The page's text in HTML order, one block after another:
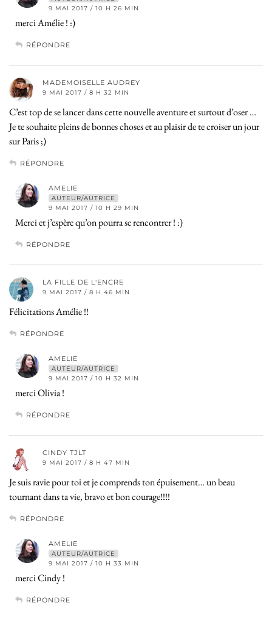
9 MAI 2017 / 10 H 26 MIN
merci Amélie ! :)
RÉPONDRE
MADEMOISELLE AUDREY
9 MAI 2017 / 8 H 32 MIN
C’est top de se lancer dans cette nouvelle aventure et surtout d’oser …
Je te souhaite pleins de bonnes choses et au plaisir de te croiser un jour
sur Paris ;)
RÉPONDRE
AMELIE
AUTEUR/AUTRICE
9 MAI 2017 / 10 H 29 MIN
Merci et j’espère qu’on pourra se rencontrer ! :)
RÉPONDRE
LA FILLE DE L'ENCRE
9 MAI 2017 / 8 H 46 MIN
Félicitations Amélie !!
RÉPONDRE
AMELIE
AUTEUR/AUTRICE
9 MAI 2017 / 10 H 32 MIN
merci Olivia !
RÉPONDRE
CINDY TJLT
9 MAI 2017 / 8 H 47 MIN
Je suis ravie pour toi et je comprends ton épuisement… un beau
tournant dans ta vie, bravo et bon courage!!!!
RÉPONDRE
AMELIE
AUTEUR/AUTRICE
9 MAI 2017 / 10 H 33 MIN
merci Cindy !
RÉPONDRE